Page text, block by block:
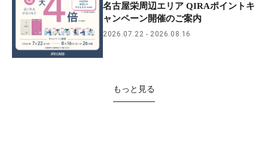
名古屋栄周辺エリア QIRAポイントキ
ャンペーン開催のご案内
2026.07.22 2026.08.16
もっと見る